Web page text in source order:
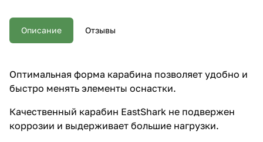
Описание Отзывы
Оптимальная форма карабина позволяет удобно и
быстро менять элементы оснастки.
Качественный карабин EastShark не подвержен
коррозии и выдерживает большие нагрузки.